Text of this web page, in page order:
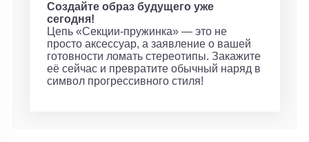
Создайте образ будущего уже
сегодня!
Цепь «Секции-пружинка» — это не
просто аксессуар, а заявление о вашей
готовности ломать стереотипы. Закажите
её сейчас и превратите обычный наряд в
символ прогрессивного стиля!